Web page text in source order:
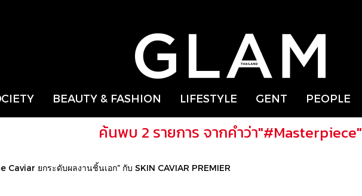
BEAUTY & FASHION LIFESTYLE GENT PEOPLE
ค้นพบ 2 รายการ จากคำว่า"#Masterpiece"
Caviar ยกระดับผลงานชิ้นเอก” กับ SKIN CAVIAR PREMIER